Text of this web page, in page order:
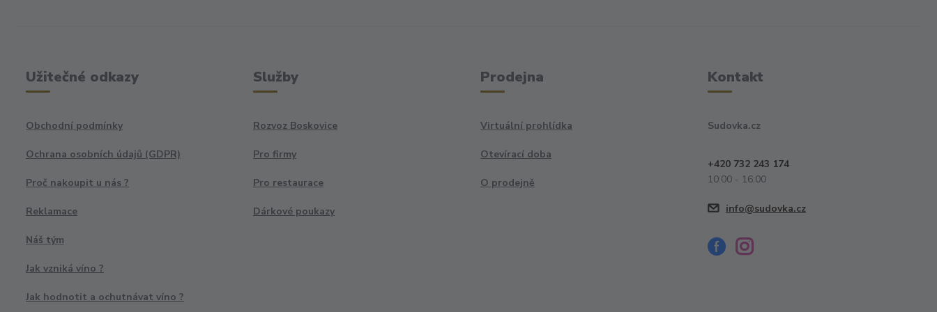
Užitečné odkazy
Obchodní podmínky
Ochrana osobních údajů (GDPR)
Proč nakoupit u nás ?
Reklamace
Náš tým
Jak vzniká víno ?
Jak hodnotit a ochutnávat víno ?
Služby
Rozvoz Boskovice
Pro firmy
Pro restaurace
Dárkové poukazy
Prodejna
Virtuální prohlídka
Otevírací doba
O prodejně
Kontakt
Sudovka.cz
+420 732 243 174
10:00 - 16:00
info@sudovka.cz